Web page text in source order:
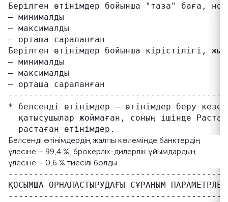
Берілген өтінімдер бойынша "таза" баға,
– минималды
– максималды
– орташа сараланған
Берілген өтінімдер бойынша кірістілігі,
– минималды
– максималды
– орташа сараланған
* белсенді өтінімдер – өтінімдер беру
қатысушылар жоймаған, соның ішінде
Белсенді өтінімдердің жалпы көлемінде банктердің
үлесіне – 99,4 %, брокерлік-дилерлік ұйымдардың
үлесіне – 0,6 % тиесілі болды.
ҚОСЫМША ОРНАЛАСТЫРУДАҒЫ СҰРАНЫМ